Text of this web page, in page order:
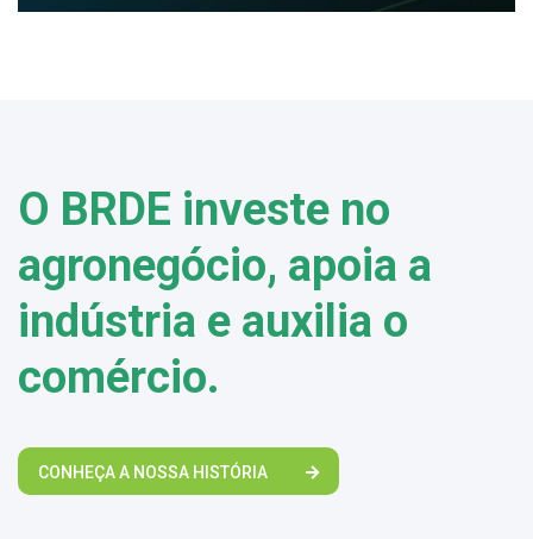
O BRDE investe no
agronegócio, apoia a
indústria e auxilia o
comércio.
CONHEÇA A NOSSA HISTÓRIA